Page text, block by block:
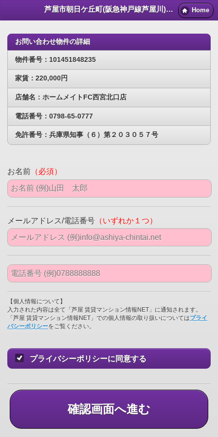
芦屋市朝日ケ丘町(阪急神戸線芦屋川)賃貸物件｜芦屋賃貸マンション情報NET Home
お問い合わせ物件の詳細
物件番号：101451848235
家賃：220,000円
店舗名：ホームメイトFC西宮北口店
電話番号：0798-65-0777
免許番号：兵庫県知事（６）第２０３０５７号
お名前 （必須）
メールアドレス/電話番号 （いずれか１つ）
【個人情報について】
入力された内容は全て「芦屋 賃貸マンション情報NET」に通知されます。
「芦屋 賃貸マンション情報NET」での個人情報の取り扱いについてはプライ
バシーポリシーをご覧ください。
プライバシーポリシーに同意する
確認画面へ進む